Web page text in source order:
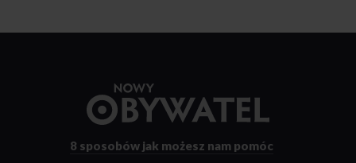
strony
8 sposobów jak możesz nam pomóc